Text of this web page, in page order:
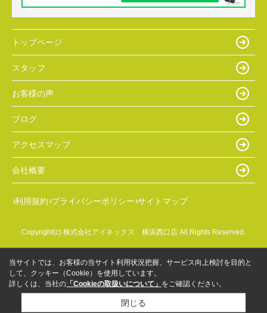
トップページ
スタッフ
お客様の声
ブログ
アクセスマップ
会社概要
利用規約 プライバシーポリシー サイトマップ
Copyright(c) 株式会社アイネックス 横浜西口店 All Rights Reserved.
当サイトでは、お客様の当サイト利用状況把握、サービス向上検討を目的と
して、クッキー（Cookie）を使用しています。
詳しくは、当社の 「Cookieの取扱いについて」 をご確認ください。
閉じる